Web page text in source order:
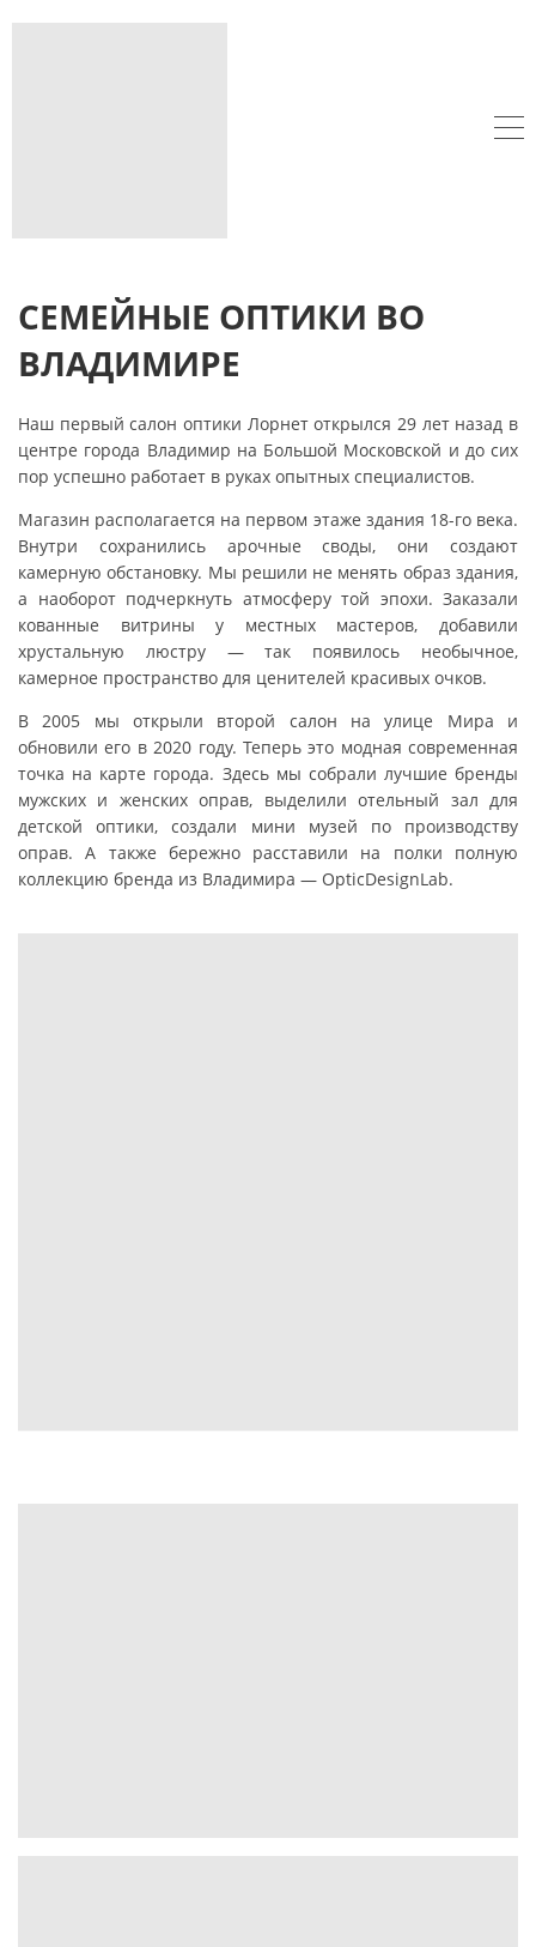
СЕМЕЙНЫЕ ОПТИКИ ВО
ВЛАДИМИРЕ
Наш первый салон оптики Лорнет открылся 29 лет назад в
центре города Владимир на Большой Московской и до сих
пор успешно работает в руках опытных специалистов.
Магазин располагается на первом этаже здания 18-го века.
Внутри сохранились арочные своды, они создают
камерную обстановку. Мы решили не менять образ здания,
а наоборот подчеркнуть атмосферу той эпохи. Заказали
кованные витрины у местных мастеров, добавили
хрустальную люстру — так появилось необычное,
камерное пространство для ценителей красивых очков.
В 2005 мы открыли второй салон на улице Мира и
обновили его в 2020 году. Теперь это модная современная
точка на карте города. Здесь мы собрали лучшие бренды
мужских и женских оправ, выделили отельный зал для
детской оптики, создали мини музей по производству
оправ. А также бережно расставили на полки полную
коллекцию бренда из Владимира — OpticDesignLab.